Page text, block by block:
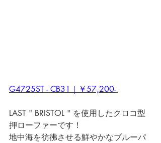
G4725ST - CB31｜￥57,200-
LAST " BRISTOL " を使用したクロコ型
押ローファーです！
地中海を彷彿させる鮮やかなブルーパ